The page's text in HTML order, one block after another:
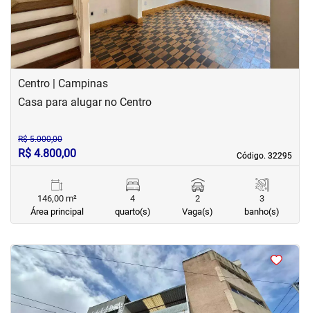
Centro | Campinas
Código. 32295
Código. 32295
Casa para alugar no Centro
R$ 5.000,00
R$ 4.800,00
146,00 m²
Área principal
4
quarto(s)
2
Vaga(s)
3
banho(s)
<<<<